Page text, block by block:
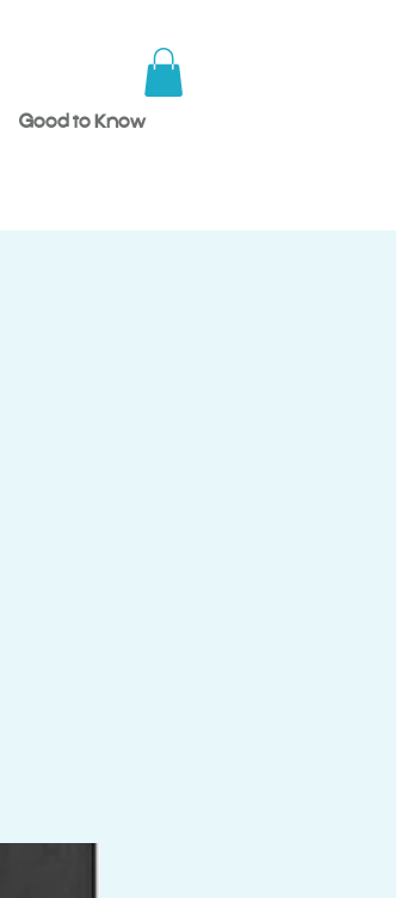
Good to Know